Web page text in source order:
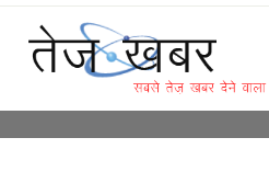
Skip
content